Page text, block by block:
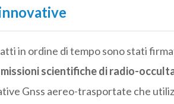
in ordine di tempo sono stati
scientifiche di radio-
Gnss aereo-trasportate che